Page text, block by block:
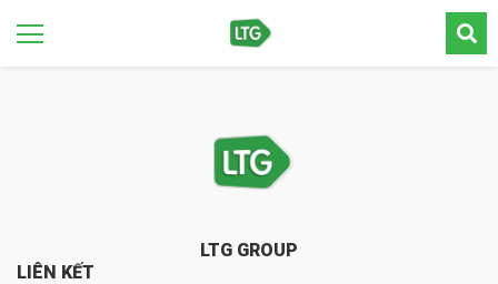
LTG GROUP
LIÊN KẾT